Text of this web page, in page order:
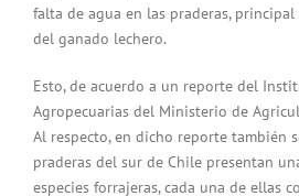
falta de agua en las praderas,
del ganado lechero.
Esto, de acuerdo a un reporte del
Agropecuarias del Ministerio de
Al respecto, en dicho reporte también
praderas del sur de Chile presentan
especies forrajeras, cada una de ellas